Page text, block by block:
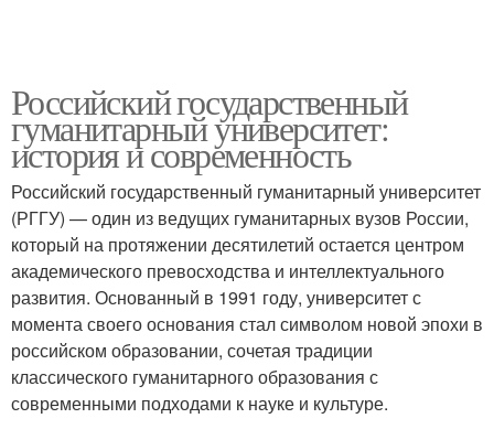
Российский государственный
гуманитарный университет:
история и современность
Российский государственный гуманитарный университет
(РГГУ) — один из ведущих гуманитарных вузов России,
который на протяжении десятилетий остается центром
академического превосходства и интеллектуального
развития. Основанный в 1991 году, университет с
момента своего основания стал символом новой эпохи в
российском образовании, сочетая традиции
классического гуманитарного образования с
современными подходами к науке и культуре.